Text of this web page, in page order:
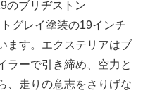
のブリヂストン
グレイ塗装の19インチ
ます。エクステリアはブ
ラーで引き締め、空力と
、走りの意志をさりげな